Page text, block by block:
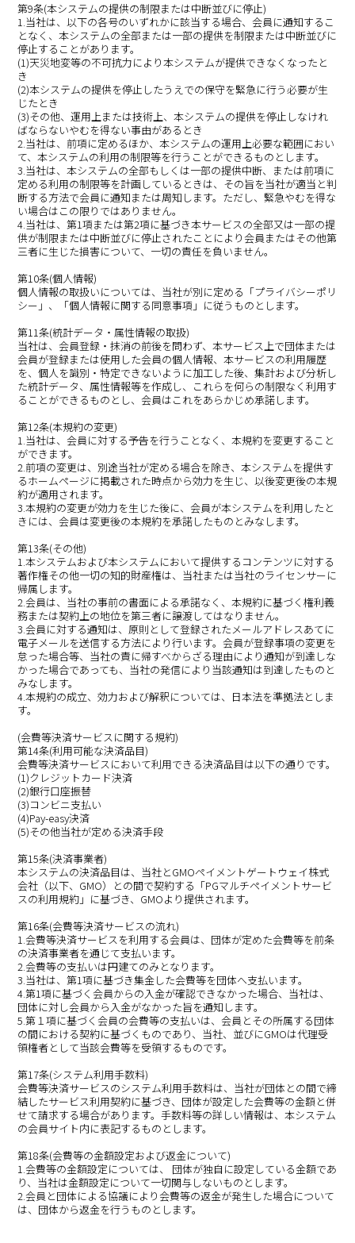
第9条(本システムの提供の制限または中断並びに停止)
1.当社は、以下の各号のいずれかに該当する場合、会員に通知するこ
となく、本システムの全部または一部の提供を制限または中断並びに
停止することがあります。
(1)天災地変等の不可抗力により本システムが提供できなくなったと
き
(2)本システムの提供を停止したうえでの保守を緊急に行う必要が生
じたとき
(3)その他、運用上または技術上、本システムの提供を停止しなけれ
ばならないやむを得ない事由があるとき
2.当社は、前項に定めるほか、本システムの運用上必要な範囲におい
て、本システムの利用の制限等を行うことができるものとします。
3.当社は、本システムの全部もしくは一部の提供中断、または前項に
定める利用の制限等を計画しているときは、その旨を当社が適当と判
断する方法で会員に通知または周知します。ただし、緊急やむを得な
い場合はこの限りではありません。
4.当社は、第1項または第2項に基づき本サービスの全部又は一部の提
供が制限または中断並びに停止されたことにより会員またはその他第
三者に生じた損害について、一切の責任を負いません。
第10条(個人情報)
個人情報の取扱いについては、当社が別に定める「プライバシーポリ
シー」、「個人情報に関する同意事項」に従うものとします。
第11条(統計データ・属性情報の取扱)
当社は、会員登録・抹消の前後を問わず、本サービス上で団体または
会員が登録または使用した会員の個人情報、本サービスの利用履歴
を、個人を識別・特定できないように加工した後、集計および分析し
た統計データ、属性情報等を作成し、これらを何らの制限なく利用す
ることができるものとし、会員はこれをあらかじめ承諾します。
第12条(本規約の変更)
1.当社は、会員に対する予告を行うことなく、本規約を変更すること
ができます。
2.前項の変更は、別途当社が定める場合を除き、本システムを提供す
るホームページに掲載された時点から効力を生じ、以後変更後の本規
約が適用されます。
3.本規約の変更が効力を生じた後に、会員が本システムを利用したと
きには、会員は変更後の本規約を承諾したものとみなします。
第13条(その他)
1.本システムおよび本システムにおいて提供するコンテンツに対する
著作権その他一切の知的財産権は、当社または当社のライセンサーに
帰属します。
2.会員は、当社の事前の書面による承諾なく、本規約に基づく権利義
務または契約上の地位を第三者に譲渡してはなりません。
3.会員に対する通知は、原則として登録されたメールアドレスあてに
電子メールを送信する方法により行います。会員が登録事項の変更を
怠った場合等、当社の責に帰すべからざる理由により通知が到達しな
かった場合であっても、当社の発信により当該通知は到達したものと
みなします。
4.本規約の成立、効力および解釈については、日本法を準拠法としま
す。
(会費等決済サービスに関する規約)
第14条(利用可能な決済品目)
会費等決済サービスにおいて利用できる決済品目は以下の通りです。
(1)クレジットカード決済
(2)銀行口座振替
(3)コンビニ支払い
(4)Pay-easy決済
(5)その他当社が定める決済手段
第15条(決済事業者)
本システムの決済品目は、当社とGMOペイメントゲートウェイ株式
会社（以下、GMO）との間で契約する「PGマルチペイメントサービ
スの利用規約」に基づき、GMOより提供されます。
第16条(会費等決済サービスの流れ)
1.会費等決済サービスを利用する会員は、団体が定めた会費等を前条
の決済事業者を通じて支払います。
2.会費等の支払いは円建てのみとなります。
3.当社は、第1項に基づき集金した会費等を団体へ支払います。
4.第1項に基づく会員からの入金が確認できなかった場合、当社は、
団体に対し会員から入金がなかった旨を通知します。
5.第１項に基づく会員の会費等の支払いは、会員とその所属する団体
の間における契約に基づくものであり、当社、並びにGMOは代理受
領権者として当該会費等を受領するものです。
第17条(システム利用手数料)
会費等決済サービスのシステム利用手数料は、当社が団体との間で締
結したサービス利用契約に基づき、団体が設定した会費等の金額と併
せて請求する場合があります。手数料等の詳しい情報は、本システム
の会員サイト内に表記するものとします。
第18条(会費等の金額設定および返金について)
1.会費等の金額設定については、 団体が独自に設定している金額であ
り、当社は金額設定について一切関与しないものとします。
2.会員と団体による協議により会費等の返金が発生した場合について
は、団体から返金を行うものとします。